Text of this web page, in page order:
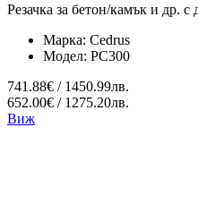
Резачка за бетон/камък и др.
Марка: Cedrus
Модел: PC300
741.88€ / 1450.99лв.
652.00€ / 1275.20лв.
Виж